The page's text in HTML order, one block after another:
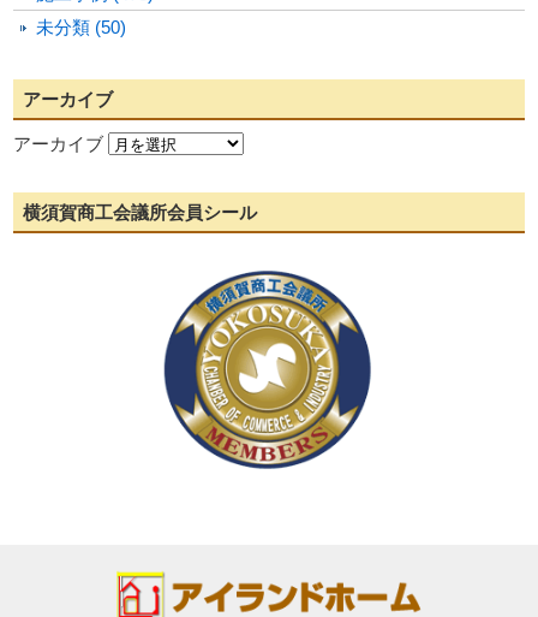
未分類 (50)
アーカイブ
アーカイブ
横須賀商工会議所会員シール